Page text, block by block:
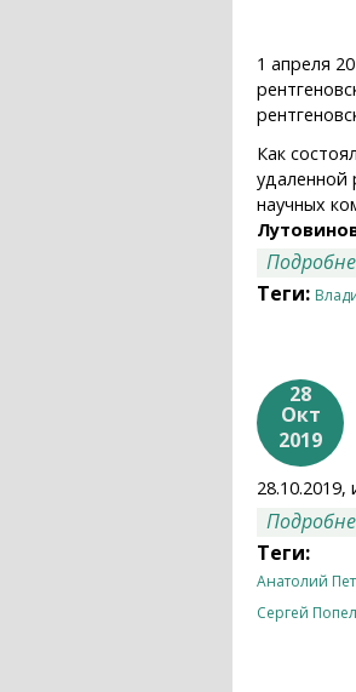
1 апреля
Как
удаленной
научных
Теги:
28
Окт
2019
Теги:
Анатолий
Сергей